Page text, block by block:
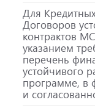
Для
Договоров
контрактов
указанием
перечень
устойчивого
программе, в
и